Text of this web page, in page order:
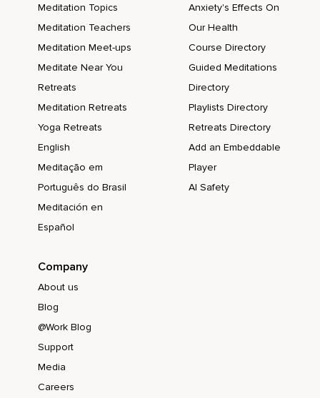
Meditation Topics
Meditation Teachers
Meditation Meet-ups
Meditate Near You
Retreats
Meditation Retreats
Yoga Retreats
English
Meditação em
Português do Brasil
Meditación en
Español
Anxiety's Effects On
Our Health
Course Directory
Guided Meditations
Directory
Playlists Directory
Retreats Directory
Add an Embeddable
Player
AI Safety
Company
About us
Blog
@Work Blog
Support
Media
Careers